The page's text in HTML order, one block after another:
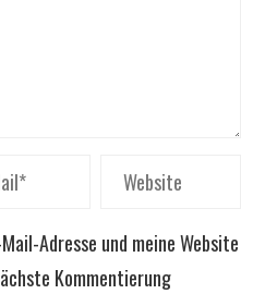
Adresse und meine Website
Kommentierung